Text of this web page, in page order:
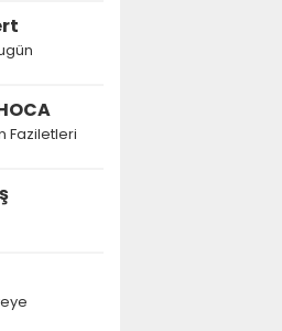
Faziletleri